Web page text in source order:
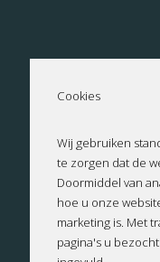
Cookies
Wij gebruiken
te zorgen dat de
Doormiddel van
hoe u onze
marketing is. Met
pagina's u